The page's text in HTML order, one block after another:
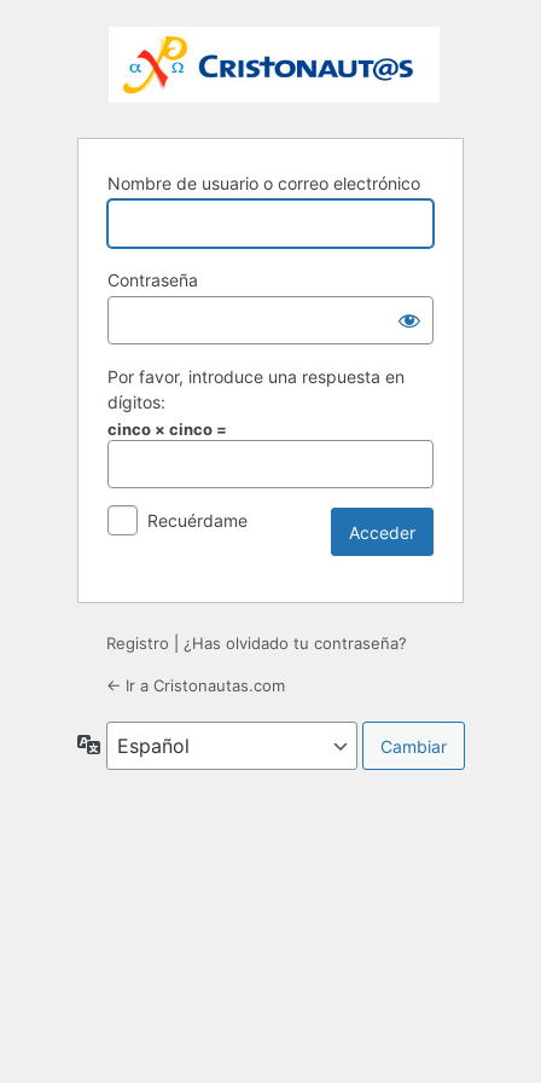
Nombre de usuario o correo electrónico
Contraseña
Por favor, introduce una respuesta en
dígitos:
cinco × cinco =
Recuérdame
Registro ¿Has olvidado tu contraseña?
← Ir a Cristonautas.com
Idioma